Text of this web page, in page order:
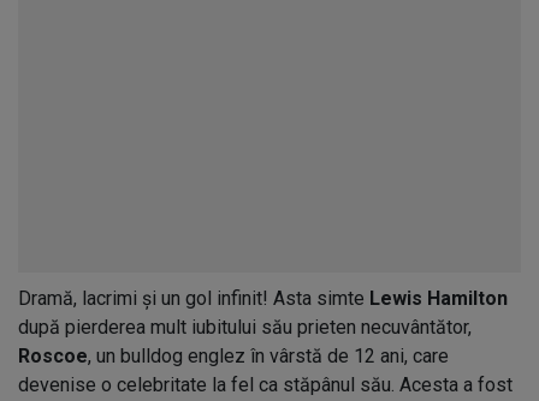
Dramă, lacrimi și un gol infinit! Asta simte Lewis Hamilton
după pierderea mult iubitului său prieten necuvântător,
Roscoe, un bulldog englez în vârstă de 12 ani, care
devenise o celebritate la fel ca stăpânul său. Acesta a fost